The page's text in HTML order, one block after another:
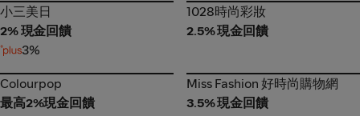
小三美日
小三美日
2% 現金回饋
3%
1028時尚彩妝
1028時尚彩妝
2.5% 現金回饋
Colourpop
Colourpop
最高2%現金回饋
Miss Fashion 好時尚購物網
Miss Fashion 好時尚購物網
3.5% 現金回饋